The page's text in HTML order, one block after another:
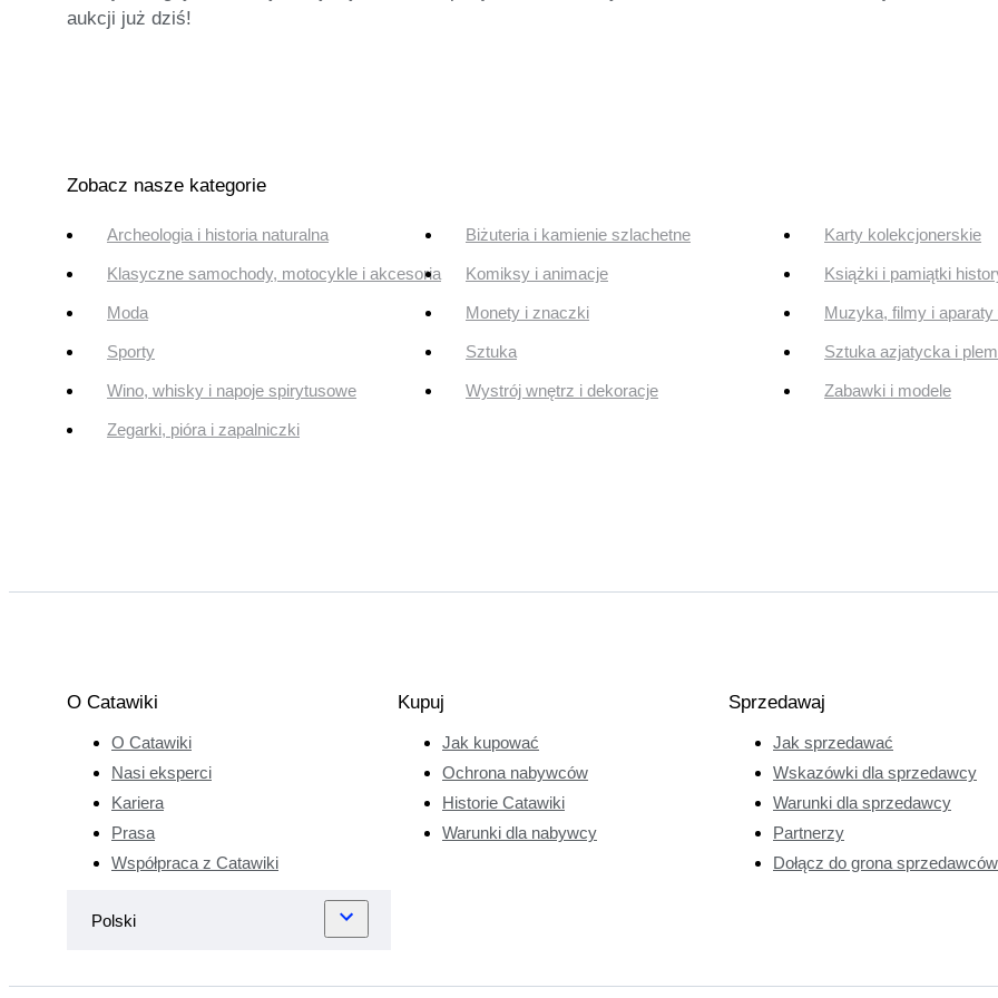
aukcji już dziś!
Zobacz nasze kategorie
Archeologia i historia naturalna Biżuteria i kamienie szlachetne Karty kolekcjonerskie
Klasyczne samochody, motocykle i akcesoria Komiksy i animacje Książki i pamiątki
Moda Monety i znaczki Muzyka, filmy i aparaty
Sporty Sztuka Sztuka azjatycka i
Wino, whisky i napoje spirytusowe Wystrój wnętrz i dekoracje Zabawki i modele
Zegarki, pióra i zapalniczki
O Catawiki
O Catawiki
Nasi eksperci
Kariera
Prasa
Współpraca z Catawiki
Kupuj
Jak kupować
Ochrona nabywców
Historie Catawiki
Warunki dla nabywcy
Sprzedawaj
Jak sprzedawać
Wskazówki dla sprzedawcy
Warunki dla sprzedawcy
Partnerzy
Dołącz do grona